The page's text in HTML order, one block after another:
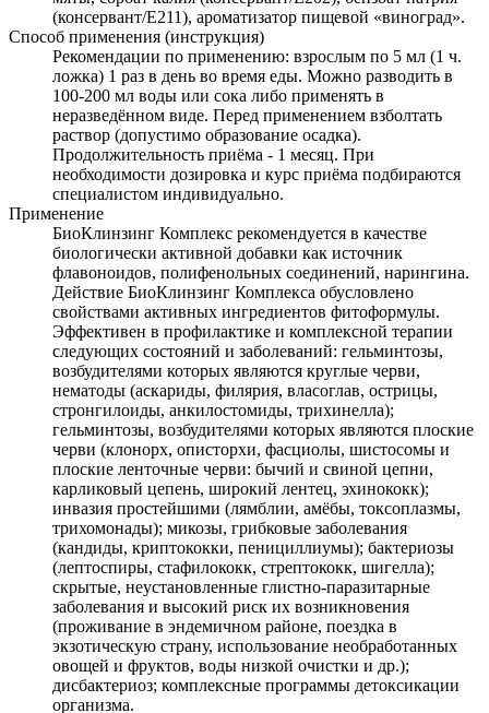
(консервант/Е211), ароматизатор пищевой «виноград».
Способ применения (инструкция)
Рекомендации по применению: взрослым по 5 мл (1 ч.
ложка) 1 раз в день во время еды. Можно разводить в
100-200 мл воды или сока либо применять в
неразведённом виде. Перед применением взболтать
раствор (допустимо образование осадка).
Продолжительность приёма - 1 месяц. При
необходимости дозировка и курс приёма подбираются
специалистом индивидуально.
Применение
БиоКлинзинг Комплекс рекомендуется в качестве
биологически активной добавки как источник
флавоноидов, полифенольных соединений, нарингина.
Действие БиоКлинзинг Комплекса обусловлено
свойствами активных ингредиентов фитоформулы.
Эффективен в профилактике и комплексной терапии
следующих состояний и заболеваний: гельминтозы,
возбудителями которых являются круглые черви,
нематоды (аскариды, филярия, власоглав, острицы,
стронгилоиды, анкилостомиды, трихинелла);
гельминтозы, возбудителями которых являются плоские
черви (клонорх, описторхи, фасциолы, шистосомы и
плоские ленточные черви: бычий и свиной цепни,
карликовый цепень, широкий лентец, эхинококк);
инвазия простейшими (лямблии, амёбы, токсоплазмы,
трихомонады); микозы, грибковые заболевания
(кандиды, криптококки, пенициллиумы); бактериозы
(лептоспиры, стафилококк, стрептококк, шигелла);
скрытые, неустановленные глистно-паразитарные
заболевания и высокий риск их возникновения
(проживание в эндемичном районе, поездка в
экзотическую страну, использование необработанных
овощей и фруктов, воды низкой очистки и др.);
дисбактериоз; комплексные программы детоксикации
организма.